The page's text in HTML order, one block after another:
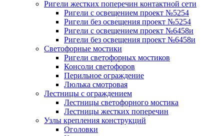
Ригели жестких поперечин контактной сети
Ригели с освещением проект №5254
Ригели без освещения проект №5254
Ригели с освещением проект №6458и
Ригели без освещения проект №6458и
Светофорные мостики
Ригели светофорных мостиков
Консоли светофоров
Перильное ограждение
Люлька смотровая
Лестницы с ограждением
Лестницы светофорного мостика
Лестницы жестких поперечин
Узлы крепления конструкций
Оголовки